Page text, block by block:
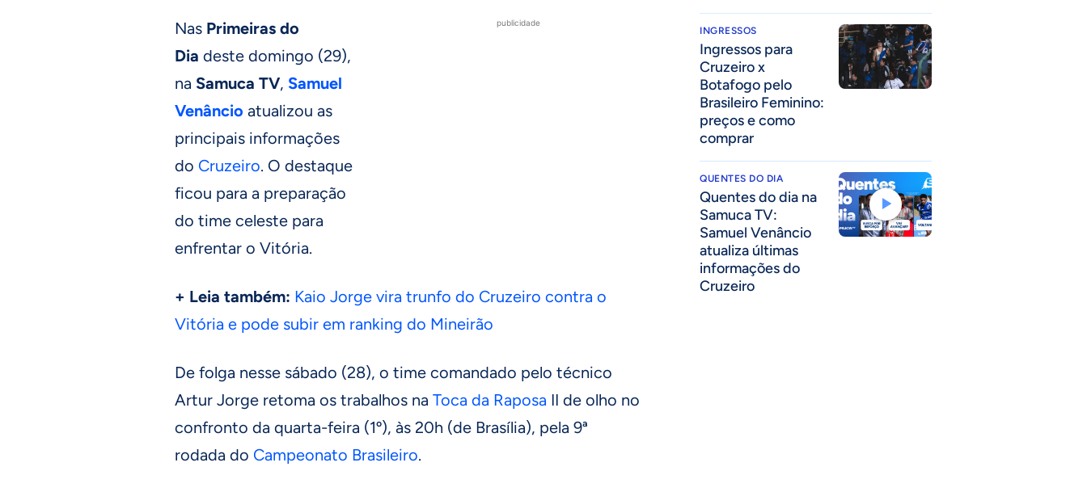
publicidade
Nas Primeiras do
Dia deste domingo (29),
na Samuca TV, Samuel
Venâncio atualizou as
principais informações
do Cruzeiro. O destaque
ficou para a preparação
do time celeste para
enfrentar o Vitória.
+ Leia também: Kaio Jorge vira trunfo do Cruzeiro contra o
Vitória e pode subir em ranking do Mineirão
De folga nesse sábado (28), o time comandado pelo técnico
Artur Jorge retoma os trabalhos na Toca da Raposa II de olho no
confronto da quarta-feira (1º), às 20h (de Brasília), pela 9ª
rodada do Campeonato Brasileiro.
INGRESSOS
Ingressos para
Cruzeiro x
Botafogo pelo
Brasileiro Feminino:
preços e como
comprar
QUENTES DO DIA
Quentes do dia na
Samuca TV:
Samuel Venâncio
atualiza últimas
informações do
Cruzeiro